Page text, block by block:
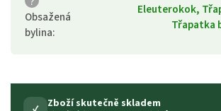
Obsažená
bylina:
Eleuterokok,
Třapatka
Zboží skutečně skladem